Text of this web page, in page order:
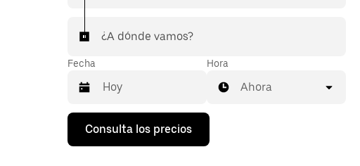
¿A dónde vamos?
Fecha
Pulsa
flecha
Hora
Ahora
Consulta los precios